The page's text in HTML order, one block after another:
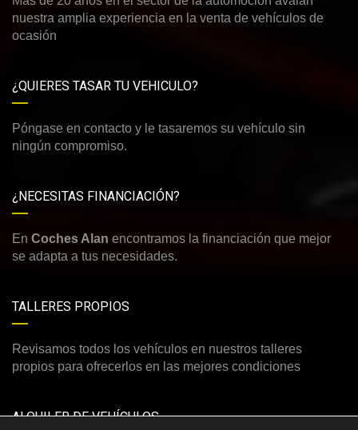
nuestra amplia experiencia en la venta de vehículos de
ocasión
¿QUIERES TASAR TU VEHICULO?
Póngase en contacto y le tasaremos su vehículo sin
ningún compromiso.
¿NECESITAS FINANCIACIÓN?
En Coches Alan encontramos la financiación que mejor
se adapta a tus necesidades.
TALLERES PROPIOS
Revisamos todos los vehículos en nuestros talleres
propios para ofrecerlos en las mejores condiciones
ALQUILER DE VEHÍCULOS